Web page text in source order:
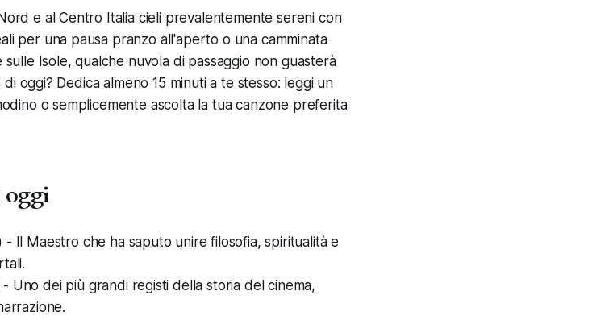
e al Centro Italia cieli prevalentemente sereni con
per una pausa pranzo all'aperto o una camminata
Isole, qualche nuvola di passaggio non guasterà
oggi? Dedica almeno 15 minuti a te stesso: leggi un
o semplicemente ascolta la tua canzone preferita
oggi
- Il Maestro che ha saputo unire filosofia, spiritualità e
- Uno dei più grandi registi della storia del cinema,